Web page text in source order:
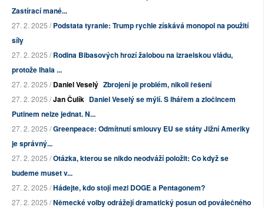
Zastírací mané...
27. 2. 2025 /Podstata tyranie: Trump rychle získává monopol na použití
síly
27. 2. 2025 /Rodina Bibasových hrozí žalobou na izraelskou vládu,
protože lhala ...
27. 2. 2025 /Daniel Veselý Zbrojení je problém, nikoli řešení
27. 2. 2025 /Jan Čulík Daniel Veselý se mýlí. S lhářem a zločincem
Putinem nelze jednat. N...
27. 2. 2025 /Greenpeace: Odmítnutí smlouvy EU se státy Jižní Ameriky
je správný...
27. 2. 2025 /Otázka, kterou se nikdo neodváží položit: Co když se
budeme muset v...
27. 2. 2025 /Hádejte, kdo stojí mezi DOGE a Pentagonem?
27. 2. 2025 /Německé volby odrážejí dramatický posun od poválečného